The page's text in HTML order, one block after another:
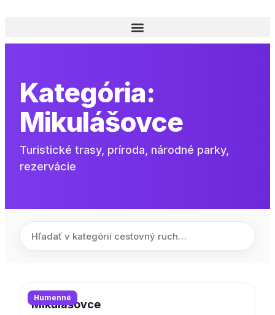
Kategória:
Mikulášovce
Turistické trasy, príroda, národné parky,
rezervácie
Humenné
Mikulášovce